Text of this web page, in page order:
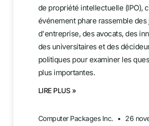
de propriété intellectuelle (IPO),
événement phare rassemble
d'entreprise, des avocats, des
des universitaires et des
politiques pour examiner les
plus importantes.
LIRE PLUS »
Computer Packages Inc.
26